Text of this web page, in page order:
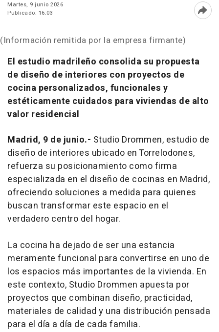
Martes, 9 junio 2026
Publicado: 16:03
(Información remitida por la empresa firmante)
El estudio madrileño consolida su propuesta
de diseño de interiores con proyectos de
cocina personalizados, funcionales y
estéticamente cuidados para viviendas de alto
valor residencial
Madrid, 9 de junio.- Studio Drommen, estudio de
diseño de interiores ubicado en Torrelodones,
refuerza su posicionamiento como firma
especializada en el diseño de cocinas en Madrid,
ofreciendo soluciones a medida para quienes
buscan transformar este espacio en el
verdadero centro del hogar.
La cocina ha dejado de ser una estancia
meramente funcional para convertirse en uno de
los espacios más importantes de la vivienda. En
este contexto, Studio Drommen apuesta por
proyectos que combinan diseño, practicidad,
materiales de calidad y una distribución pensada
para el día a día de cada familia.